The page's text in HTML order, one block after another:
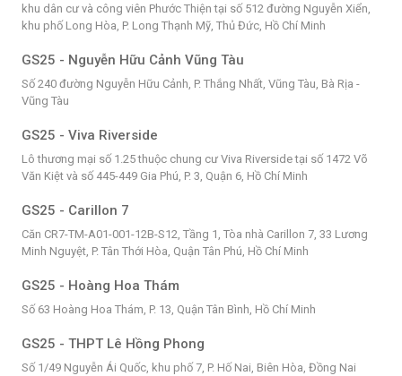
khu dân cư và công viên Phước Thiện tại số 512 đường Nguyễn Xiển,
khu phố Long Hòa, P. Long Thạnh Mỹ, Thủ Đức, Hồ Chí Minh
GS25 - Nguyễn Hữu Cảnh Vũng Tàu
Số 240 đường Nguyễn Hữu Cảnh, P. Thắng Nhất, Vũng Tàu, Bà Rịa -
Vũng Tàu
GS25 - Viva Riverside
Lô thương mại số 1.25 thuộc chung cư Viva Riverside tại số 1472 Võ
Văn Kiệt và số 445-449 Gia Phú, P. 3, Quận 6, Hồ Chí Minh
GS25 - Carillon 7
Căn CR7-TM-A01-001-12B-S12, Tầng 1, Tòa nhà Carillon 7, 33 Lương
Minh Nguyệt, P. Tân Thới Hòa, Quận Tân Phú, Hồ Chí Minh
GS25 - Hoàng Hoa Thám
Số 63 Hoàng Hoa Thám, P. 13, Quận Tân Bình, Hồ Chí Minh
GS25 - THPT Lê Hồng Phong
Số 1/49 Nguyễn Ái Quốc, khu phố 7, P. Hố Nai, Biên Hòa, Đồng Nai